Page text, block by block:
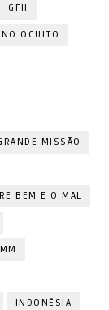
GFH
OCULTO
MISSÃO
BEM E O MAL
INDONÉSIA